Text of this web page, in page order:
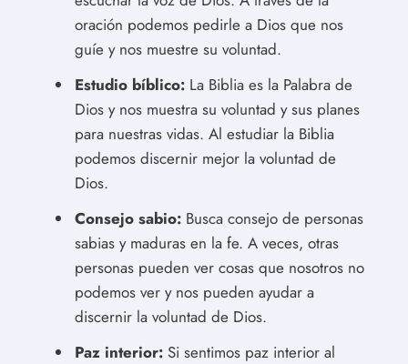
oración podemos pedirle a Dios que nos
guíe y nos muestre su voluntad.
Estudio bíblico: La Biblia es la Palabra de
Dios y nos muestra su voluntad y sus planes
para nuestras vidas. Al estudiar la Biblia
podemos discernir mejor la voluntad de
Dios.
Consejo sabio: Busca consejo de personas
sabias y maduras en la fe. A veces, otras
personas pueden ver cosas que nosotros no
podemos ver y nos pueden ayudar a
discernir la voluntad de Dios.
Paz interior: Si sentimos paz interior al